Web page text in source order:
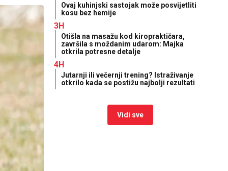
Ovaj kuhinjski sastojak može posvijetliti
kosu bez hemije
3H
Otišla na masažu kod kiropraktičara,
završila s moždanim udarom: Majka
otkrila potresne detalje
4H
Jutarnji ili večernji trening? Istraživanje
otkrilo kada se postižu najbolji rezultati
Vidi sve